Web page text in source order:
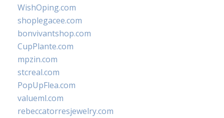
WishOping.com
shoplegacee.com
bonvivantshop.com
CupPlante.com
mpzin.com
stcreal.com
PopUpFlea.com
valueml.com
rebeccatorresjewelry.com